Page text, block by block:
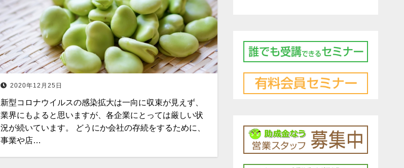
2020年12月25日
新型コロナウイルスの感染拡大は一向に収束が見えず、
業界にもよると思いますが、各企業にとっては厳しい状
況が続いています。 どうにか会社の存続をするために、
事業や店…